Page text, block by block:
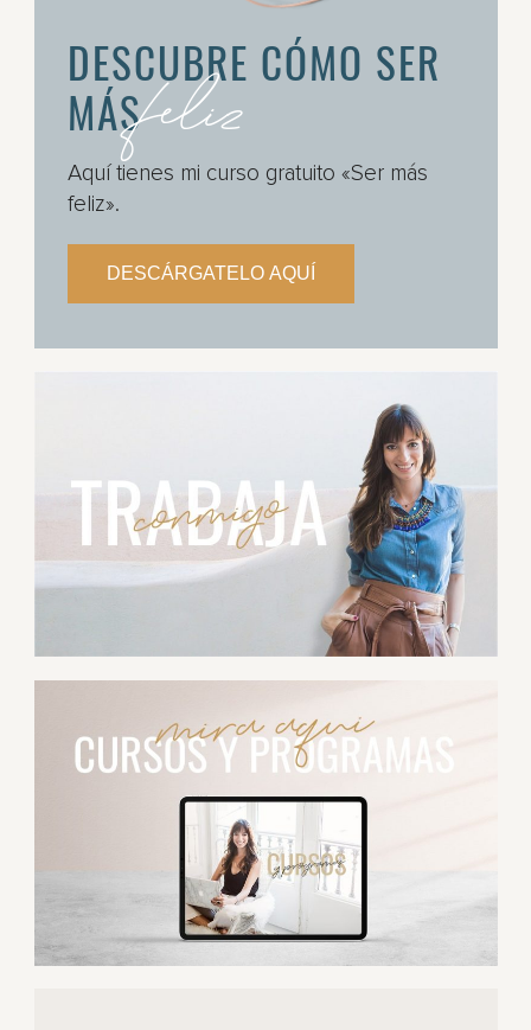
DESCUBRE CÓMO SER
MÁSfeliz
Aquí tienes mi curso gratuito «Ser más
feliz».
DESCÁRGATELO AQUÍ